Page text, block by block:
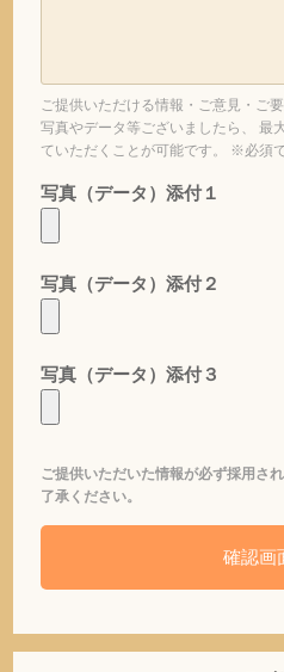
ご提供いただける情報・ご意見・ご
写真やデータ等ございましたら、 最
ていただくことが可能です。 ※必須
写真（データ）添付１
写真（データ）添付２
写真（データ）添付３
ご提供いただいた情報が必ず採用さ
了承ください。